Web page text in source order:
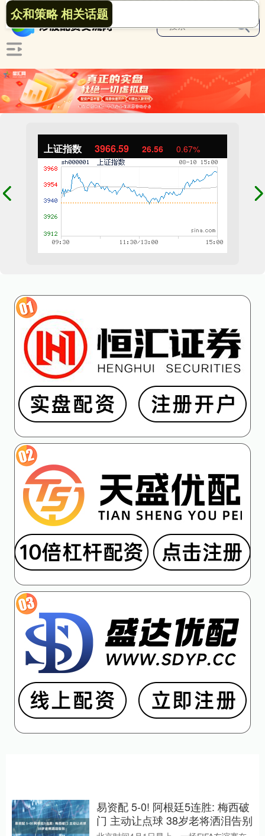
上证指数 3966.59 26.56 0.67%
众和策略 相关话题
易资配 5-0! 阿根廷5连胜: 梅西破
门 主动让点球 38岁老将洒泪告别